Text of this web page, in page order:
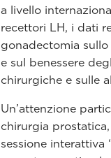
a livello
recettori LH, i dati
gonadectomia
e sul benessere
chirurgiche e sulle
Un’attenzione
chirurgia
sessione interattiva